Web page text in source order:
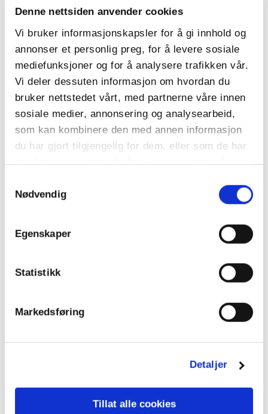
Denne nettsiden anvender cookies
Vi bruker informasjonskapsler for å gi innhold og
annonser et personlig preg, for å levere sosiale
mediefunksjoner og for å analysere trafikken vår.
Vi deler dessuten informasjon om hvordan du
bruker nettstedet vårt, med partnerne våre innen
sosiale medier, annonsering og analysearbeid,
som kan kombinere den med annen informasjon
du har gjort tilgjengelig for dem, eller som de har
samlet inn gjennom din bruk av tjenestene deres.
Nødvendig
Egenskaper
Statistikk
Markedsføring
Detaljer
Tillat alle cookies
Se flere medlemsfordeler her:
10% rabatt på ferjereiser med Go Nordic
Cruiseline
LES MER